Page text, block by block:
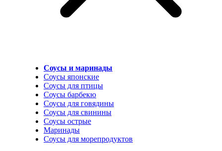
Соусы и маринады
Соусы японские
Соусы для птицы
Соусы барбекю
Соусы для говядины
Соусы для свинины
Соусы острые
Маринады
Соусы для морепродуктов